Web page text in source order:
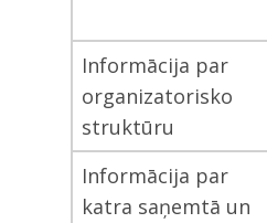
Informācija par
organizatorisko
struktūru
Informācija par
katra saņemtā un